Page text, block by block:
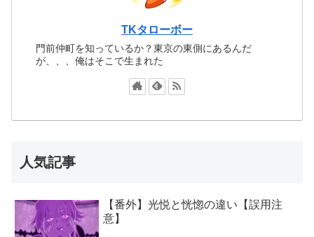
TKタローボー
門前仲町を知っているか？東京の東側にあるんだ
が、、、俺はそこで生まれた
人気記事
【番外】光悦と恍惚の違い【誤用注
意】